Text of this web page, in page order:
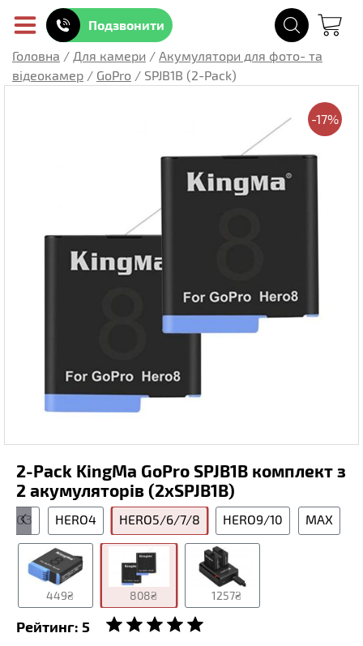
Подзвонити
Головна / Для камери / Акумулятори для фото- та
відеокамер / GoPro / SPJB1B (2-Pack)
-17%
2-Pack KingMa GoPro SPJB1B комплект з
2 акумуляторів (2xSPJB1B)
HERO4 HERO5/6/7/8 HERO9/10 MAX
449₴ 808₴ 1257₴
Рейтинг: 5